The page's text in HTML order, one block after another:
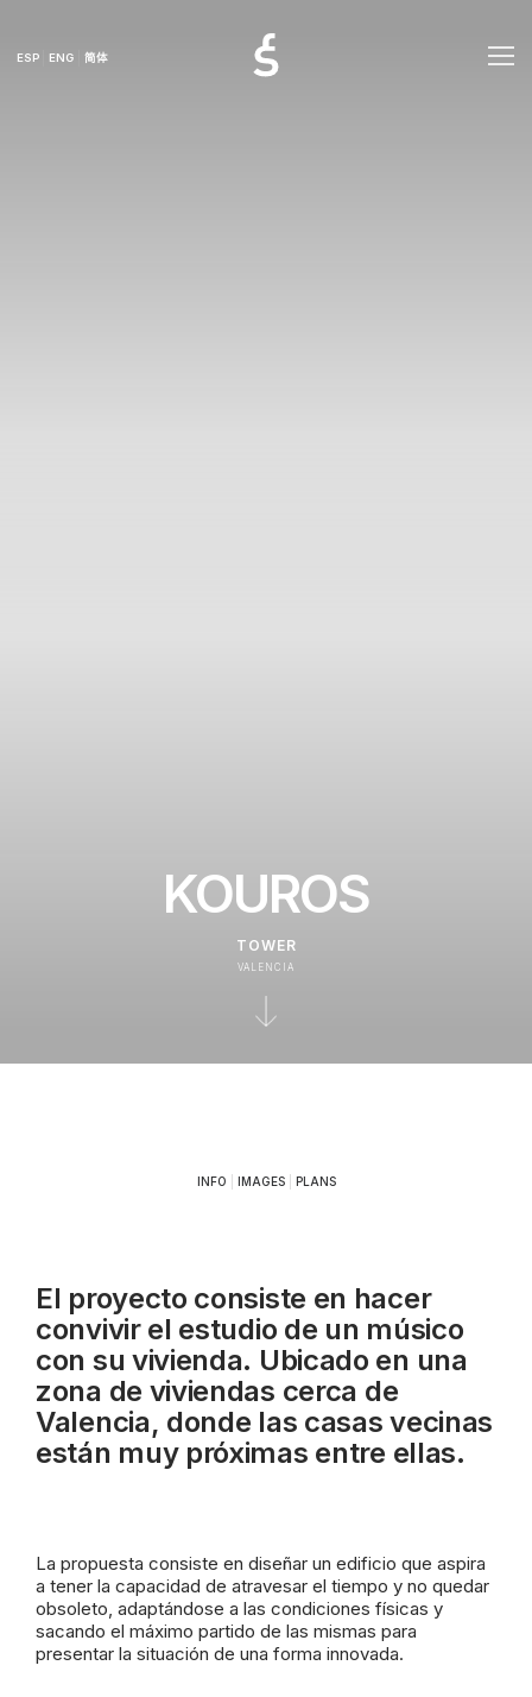
ESP ENG 简体
KOUROS
TOWER
VALENCIA
INFO IMAGES| PLANS
El proyecto consiste en hacer
convivir el estudio de un músico
con su vivienda. Ubicado en una
zona de viviendas cerca de
Valencia, donde las casas vecinas
están muy próximas entre ellas.
La propuesta consiste en diseñar un edificio que aspira
a tener la capacidad de atravesar el tiempo y no quedar
obsoleto, adaptándose a las condiciones físicas y
sacando el máximo partido de las mismas para
presentar la situación de una forma innovada.